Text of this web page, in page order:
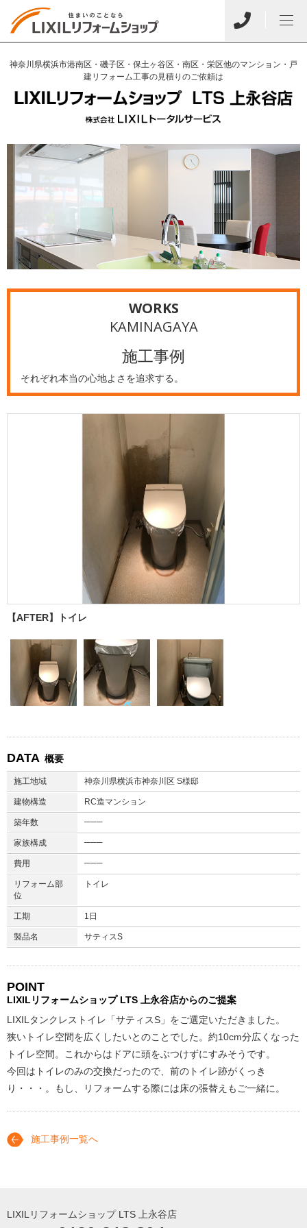
神奈川県横浜市港南区・磯子区・保土ヶ谷区・南区・栄区他のマンション・戸
建リフォーム工事の見積りのご依頼は
WORKS
KAMINAGAYA
施工事例
それぞれ本当の心地よさを追求する。
【AFTER】トイレ
DATA 概要
施工地域 神奈川県横浜市神奈川区 S様邸
建物構造 RC造マンション
築年数 ───
家族構成 ───
費用 ───
リフォーム部
位
トイレ
工期 1日
製品名 サティスS
POINT
LIXILリフォームショップ LTS 上永谷店からのご提案
LIXILタンクレストイレ「サティスS」をご選定いただきました。
狭いトイレ空間を広くしたいとのことでした。約10cm分広くなった
トイレ空間。これからはドアに頭をぶつけずにすみそうです。
今回はトイレのみの交換だったので、前のトイレ跡がくっき
り・・・。もし、リフォームする際には床の張替えもご一緒に。
施工事例一覧へ
LIXILリフォームショップ LTS 上永谷店